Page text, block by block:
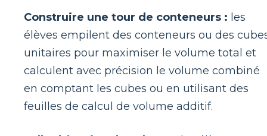
Construire une tour de conteneurs : les
élèves empilent des conteneurs ou des
unitaires pour maximiser le volume total et
calculent avec précision le volume combiné
en comptant les cubes ou en utilisant des
feuilles de calcul de volume additif.